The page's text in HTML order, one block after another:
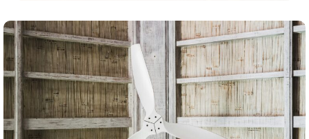
Industrijski program